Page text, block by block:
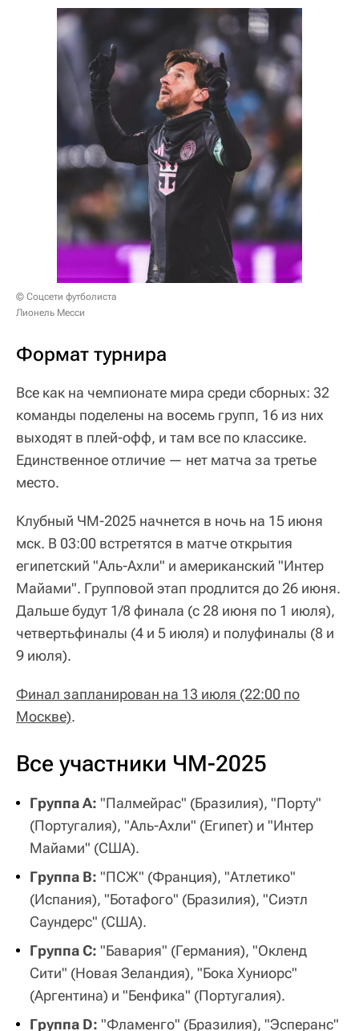
© Соцсети футболиста
Лионель Месси
Формат турнира
Все как на чемпионате мира среди сборных: 32
команды поделены на восемь групп, 16 из них
выходят в плей-офф, и там все по классике.
Единственное отличие — нет матча за третье
место.
Клубный ЧМ-2025 начнется в ночь на 15 июня
мск. В 03:00 встретятся в матче открытия
египетский "Аль-Ахли" и американский "Интер
Майами". Групповой этап продлится до 26 июня.
Дальше будут 1/8 финала (с 28 июня по 1 июля),
четвертьфиналы (4 и 5 июля) и полуфиналы (8 и
9 июля).
Финал запланирован на 13 июля (22:00 по
Москве).
Все участники ЧМ-2025
Группа A: "Палмейрас" (Бразилия), "Порту"
(Португалия), "Аль-Ахли" (Египет) и "Интер
Майами" (США).
Группа B: "ПСЖ" (Франция), "Атлетико"
(Испания), "Ботафого" (Бразилия), "Сиэтл
Саундерс" (США).
Группа C: "Бавария" (Германия), "Окленд
Сити" (Новая Зеландия), "Бока Хуниорс"
(Аргентина) и "Бенфика" (Португалия).
Группа D: "Фламенго" (Бразилия), "Эсперанс"